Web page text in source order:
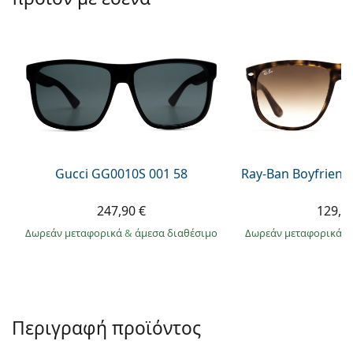
Persol
Όλες οι μάρκες
Gucci GG0010S 001 58
247,90 €
Δωρεάν μεταφορικά& άμεσα διαθέσιμο
Ray-Ban
Δωρεάν μεταφορικά
Περιγραφή προϊόντος